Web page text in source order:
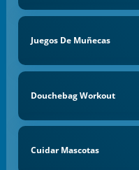
Juegos De Muñecas
Douchebag Workout
Cuidar Mascotas